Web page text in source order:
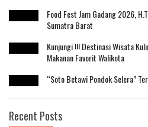
Food Fest Jam Gadang 2026,
Sumatra Barat
Kunjungi !!! Destinasi Wisata
Makanan Favorit Walikota
“Soto Betawi Pondok Selera”
Recent Posts